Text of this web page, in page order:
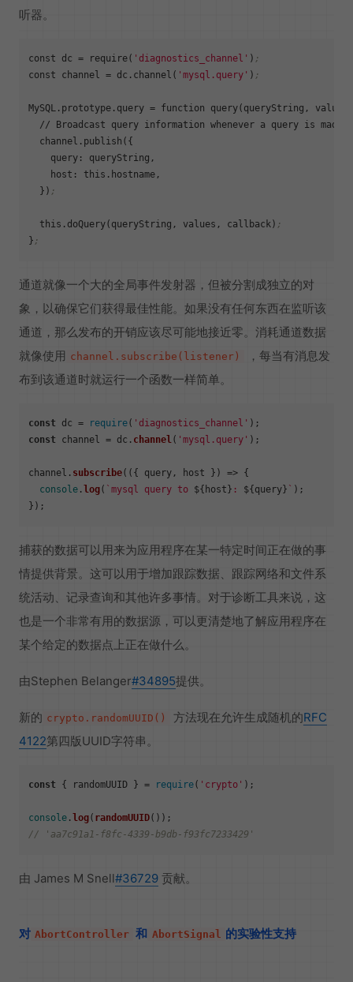
听器。
const dc = require( 'diagnostics_channel' ) ;
const channel = dc.channel( 'mysql.query' ) ;
MySQL.prototype.query = function query(queryString,
  // Broadcast query information whenever a query is made
  channel.publish({
    query: queryString,
    host: this.hostname,
  })
;
  this.doQuery(queryString, values, callback)
;
} ;
通道就像一个大的全局事件发射器，但被分割成独立的对
象，以确保它们获得最佳性能。如果没有任何东西在监听该
通道，那么发布的开销应该尽可能地接近零。消耗通道数据
就像使用 channel.subscribe(listener)
，每当有消息发
布到该通道时就运行一个函数一样简单。
const dc = require( 'diagnostics_channel'
const channel = dc. channel( 'mysql.query' );
channel. subscribe( ( { query, host } ) => {
console . log( `mysql query to ${host} : ${query} ` );
捕获的数据可以用来为应用程序在某一特定时间正在做的事
情提供背景。这可以用于增加跟踪数据、跟踪网络和文件系
统活动、记录查询和其他许多事情。对于诊断工具来说，这
也是一个非常有用的数据源，可以更清楚地了解应用程序在
某个给定的数据点上正在做什么。
由Stephen Belanger#34895提供。
新的 crypto.randomUUID() 方法现在允许生成随机的RFC
4122第四版UUID字符串。
const { randomUUID } = require( 'crypto' );
console . log( randomUUID
// 'aa7c91a1-f8fc-4339-b9db-f93fc7233429'
由 James M Snell#36729 贡献。
对 AbortController 和 AbortSignal 的实验性支持